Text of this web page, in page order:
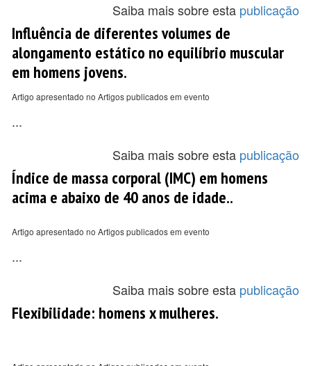
Saiba mais sobre esta publicação
Influência de diferentes volumes de
alongamento estático no equilíbrio muscular
em homens jovens.
Artigo apresentado no Artigos publicados em evento
...
Saiba mais sobre esta publicação
Índice de massa corporal (IMC) em homens
acima e abaixo de 40 anos de idade..
Artigo apresentado no Artigos publicados em evento
...
Saiba mais sobre esta publicação
Flexibilidade: homens x mulheres.